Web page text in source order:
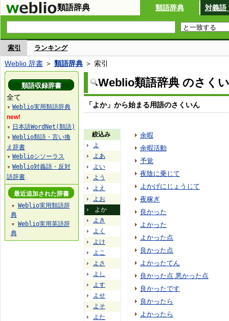
類語辞典 類語辞典 対義語
索引 ランキング
Weblio 辞書 ＞ 類語辞典 ＞ 索引
Weblio類語辞典 のさく
「よか」から始まる用語のさくいん
絞込み
よ
よあ
よい
よう
よえ
よお
よか
よき
よく
よけ
よこ
よさ
よし
よす
よせ
よそ
よた
余暇
余暇活動
予覚
夜陰に乗じて
よかげにじょうじて
夜稼ぎ
良かった
よかった
よかった点
良かった点
よかったてん
良かった点 悪かった点
良かったです
良かったら
よかったら
類語収録辞書
全て
▼ Weblio実用類語辞典
new!
▼ 日本語WordNet(類語)
▼ Weblio類語・言い換
え辞書
▼ Weblioシソーラス
▼ Weblio対義語・反対
語辞書
最近追加された辞書
▼
Weblio実用類語辞
典
▼
Weblio実用英語辞
典